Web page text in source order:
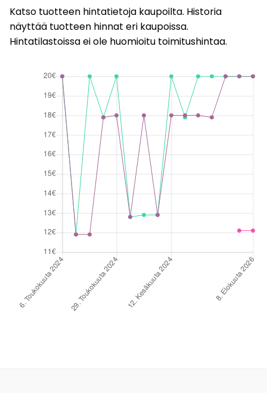
Katso tuotteen hintatietoja kaupoilta. Historia
näyttää tuotteen hinnat eri kaupoissa.
Hintatilastoissa ei ole huomioitu toimitushintaa.